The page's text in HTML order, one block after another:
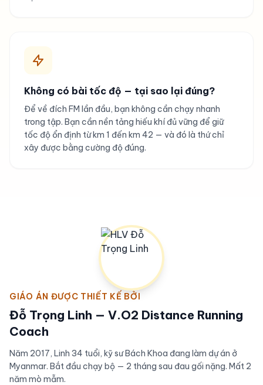
Không có bài tốc độ — tại sao lại đúng?
Để về đích FM lần đầu, bạn không cần chạy nhanh
trong tập. Bạn cần nền tảng hiếu khí đủ vững để giữ
tốc độ ổn định từ km 1 đến km 42 — và đó là thứ chỉ
xây được bằng cường độ đúng.
GIÁO ÁN ĐƯỢC THIẾT KẾ BỞI
Đỗ Trọng Linh — V.O2 Distance Running
Coach
Năm 2017, Linh 34 tuổi, kỹ sư Bách Khoa đang làm dự án ở
Myanmar. Bắt đầu chạy bộ — 2 tháng sau đau gối nặng. Mất 2
năm mò mẫm.